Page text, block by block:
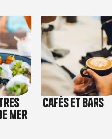
mer
Image
Cafés et bars